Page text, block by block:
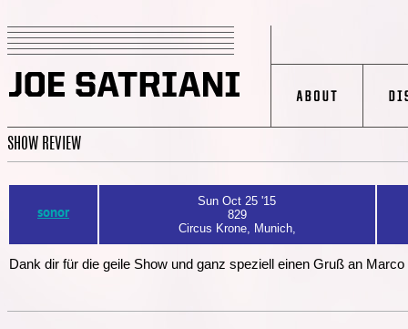
SHOW REVIEW
sonor
Sun Oct 25 '15
829
Circus Krone, Munich,
Dank dir für die geile Show und ganz speziell einen Gruß an